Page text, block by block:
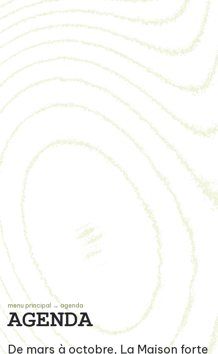
menu principal →agenda
AGENDA
De mars à octobre, La Maison forte